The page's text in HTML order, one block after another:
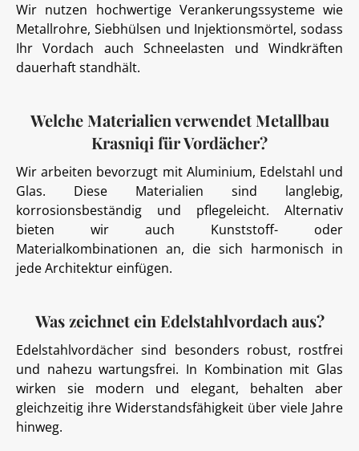
Wir nutzen hochwertige Verankerungssysteme wie
Metallrohre, Siebhülsen und Injektionsmörtel, sodass
Ihr Vordach auch Schneelasten und Windkräften
dauerhaft standhält.
Welche Materialien verwendet Metallbau
Krasniqi für Vordächer?
Wir arbeiten bevorzugt mit Aluminium, Edelstahl und
Glas. Diese Materialien sind langlebig,
korrosionsbeständig und pflegeleicht. Alternativ
bieten wir auch Kunststoff- oder
Materialkombinationen an, die sich harmonisch in
jede Architektur einfügen.
Was zeichnet ein Edelstahlvordach aus?
Edelstahlvordächer sind besonders robust, rostfrei
und nahezu wartungsfrei. In Kombination mit Glas
wirken sie modern und elegant, behalten aber
gleichzeitig ihre Widerstandsfähigkeit über viele Jahre
hinweg.